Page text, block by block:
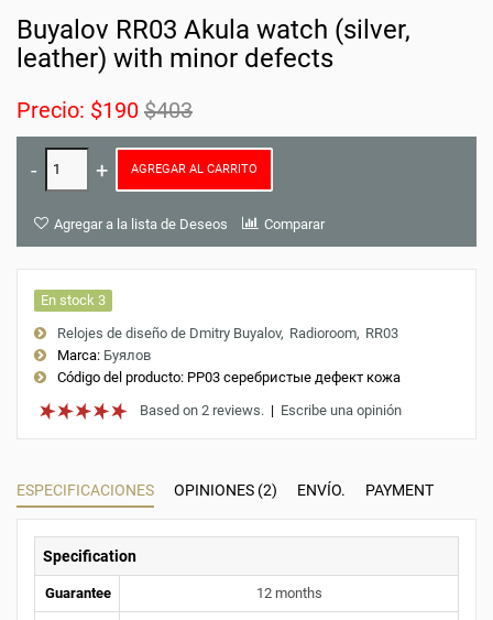
Buyalov RR03 Akula watch (silver,
leather) with minor defects
Precio: $190 $403
AGREGAR AL CARRITO
Agregar a la lista de Deseos Comparar
En stock 3
Relojes de diseño de Dmitry Buyalov Radioroom RR03
Marca: Буялов
Código del producto: РР03 серебристые дефект кожа
Based on 2 reviews. | Escribe una opinión
ESPECIFICACIONES OPINIONES (2) ENVÍO. PAYMENT
Specification
Guarantee 12 months